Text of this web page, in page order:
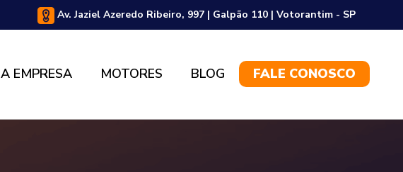
Av. Jaziel Azeredo Ribeiro, 997 | Galpão 110 | Votorantim - SP
A EMPRESA MOTORES BLOG FALE CONOSCO